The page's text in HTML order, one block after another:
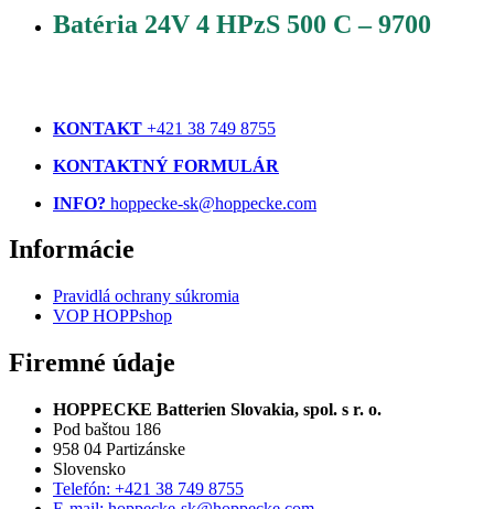
Batéria 24V 4 HPzS 500 C – 9700
KONTAKT +421 38 749 8755
KONTAKTNÝ FORMULÁR
INFO? hoppecke-sk@hoppecke.com
Informácie
Pravidlá ochrany súkromia
VOP HOPPshop
Firemné údaje
HOPPECKE Batterien Slovakia, spol. s r. o.
Pod baštou 186
958 04 Partizánske
Slovensko
Telefón: +421 38 749 8755